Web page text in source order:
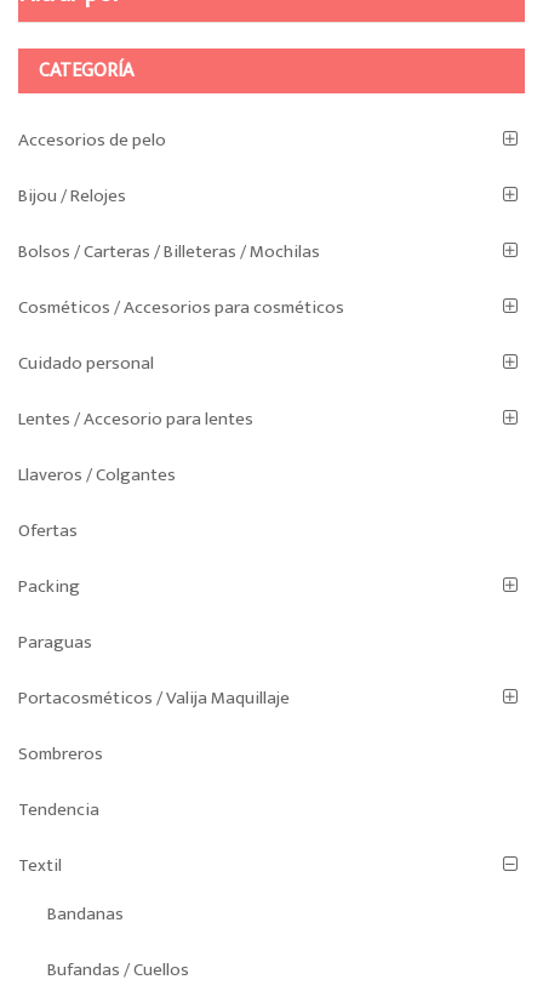
pueden
producto
CATEGORÍA
Accesorios de pelo
Bijou / Relojes
Bolsos / Carteras / Billeteras / Mochilas
Cosméticos / Accesorios para cosméticos
Cuidado personal
Lentes / Accesorio para lentes
Llaveros / Colgantes
Ofertas
Packing
Paraguas
Portacosméticos / Valija Maquillaje
Sombreros
Tendencia
Textil
Bandanas
Bufandas / Cuellos